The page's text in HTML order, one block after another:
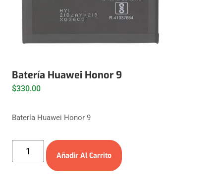
Batería Huawei Honor 9
$330.00
Batería Huawei Honor 9
Añadir Al Carrito